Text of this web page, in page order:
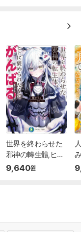
世界を終わらせた
邪神の轉生體,ヒト
に褒め
9,640원